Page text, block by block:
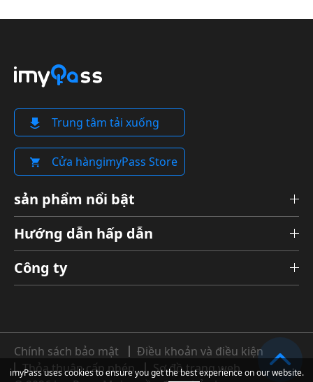
Trung tâm tải xuống
Cửa hàngimyPass Store
sản phẩm nổi bật
Hướng dẫn hấp dẫn
Công ty
Chính sách bảo mật
Điều khoản và điều kiện
Thỏa thuận cấp phép
Sơ đồ trang web
imyPass uses cookies to ensure you get the best experience on our website.